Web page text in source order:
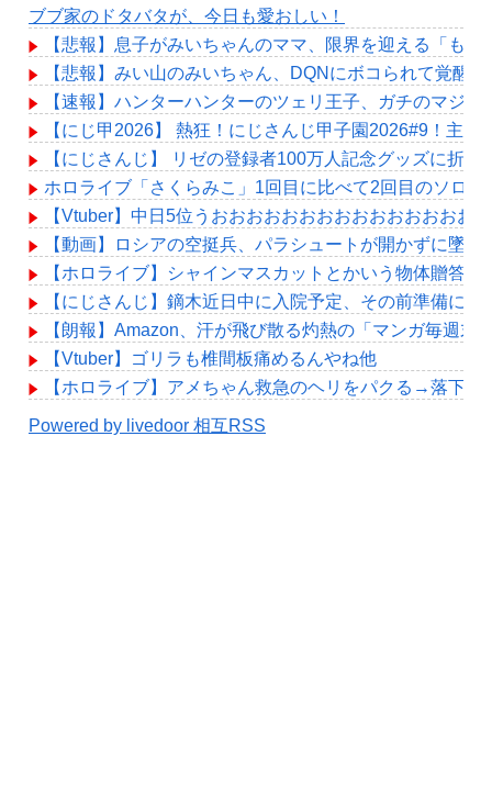
ブブ家のドタバタが、今日も愛おしい！
【悲報】息子がみいちゃんのママ、限界を迎える「も
【悲報】みい山のみいちゃん、DQNにボコられて覚醒
【速報】ハンターハンターのツェリ王子、ガチのマジで
【にじ甲2026】 熱狂！にじさんじ甲子園2026#9！主
【にじさんじ】 リゼの登録者100万人記念グッズに折
ホロライブ「さくらみこ」1回目に比べて2回目のソロ
【Vtuber】中日5位うおおおおおおおおおおおおおおお
【動画】ロシアの空挺兵、パラシュートが開かずに墜落
【ホロライブ】シャインマスカットとかいう物体贈答
【にじさんじ】鏑木近日中に入院予定、その前準備に
【朗報】Amazon、汗が飛び散る灼熱の「マンガ毎週末
【Vtuber】ゴリラも椎間板痛めるんやね他
【ホロライブ】アメちゃん救急のヘリをパクる→落下【
Powered by livedoor 相互RSS